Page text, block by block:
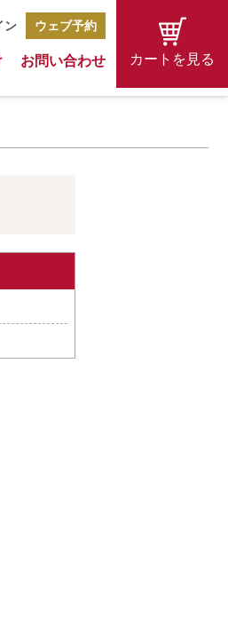
ン ウェブ予約
お問い合わせ カートを見る